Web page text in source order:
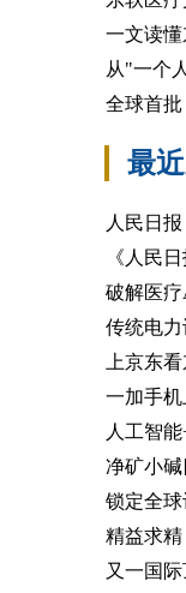
一文读懂
从"一个
全球首
最
人民日
《人民
破解医
传统电
上京东
一加手
人工智
净矿小
锁定全
精益求
又一国